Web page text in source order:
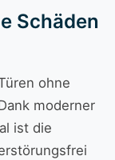
Schäden
ohne
moderner
ist die